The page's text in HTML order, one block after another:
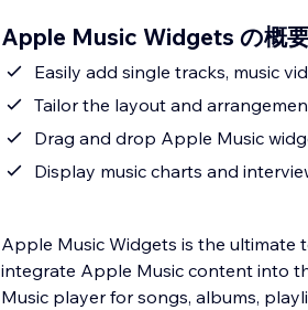
Apple Music Widgets の概
Easily add single tracks, music
Tailor the layout and
Drag and drop Apple Music
Display music charts and
Apple Music Widgets is the ultimate
integrate Apple Music content into
Music player for songs, albums,